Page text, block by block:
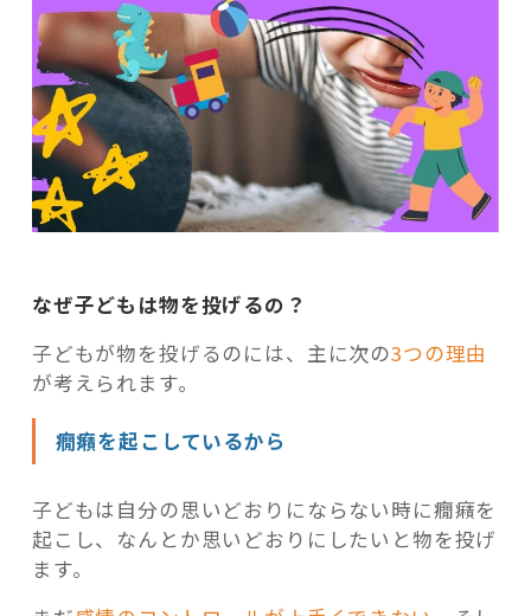
なぜ子どもは物を投げるの？
子どもが物を投げるのには、主に次の3つの理由
が考えられます。
癇癪を起こしているから
子どもは自分の思いどおりにならない時に癇癪を
起こし、なんとか思いどおりにしたいと物を投げ
ます。